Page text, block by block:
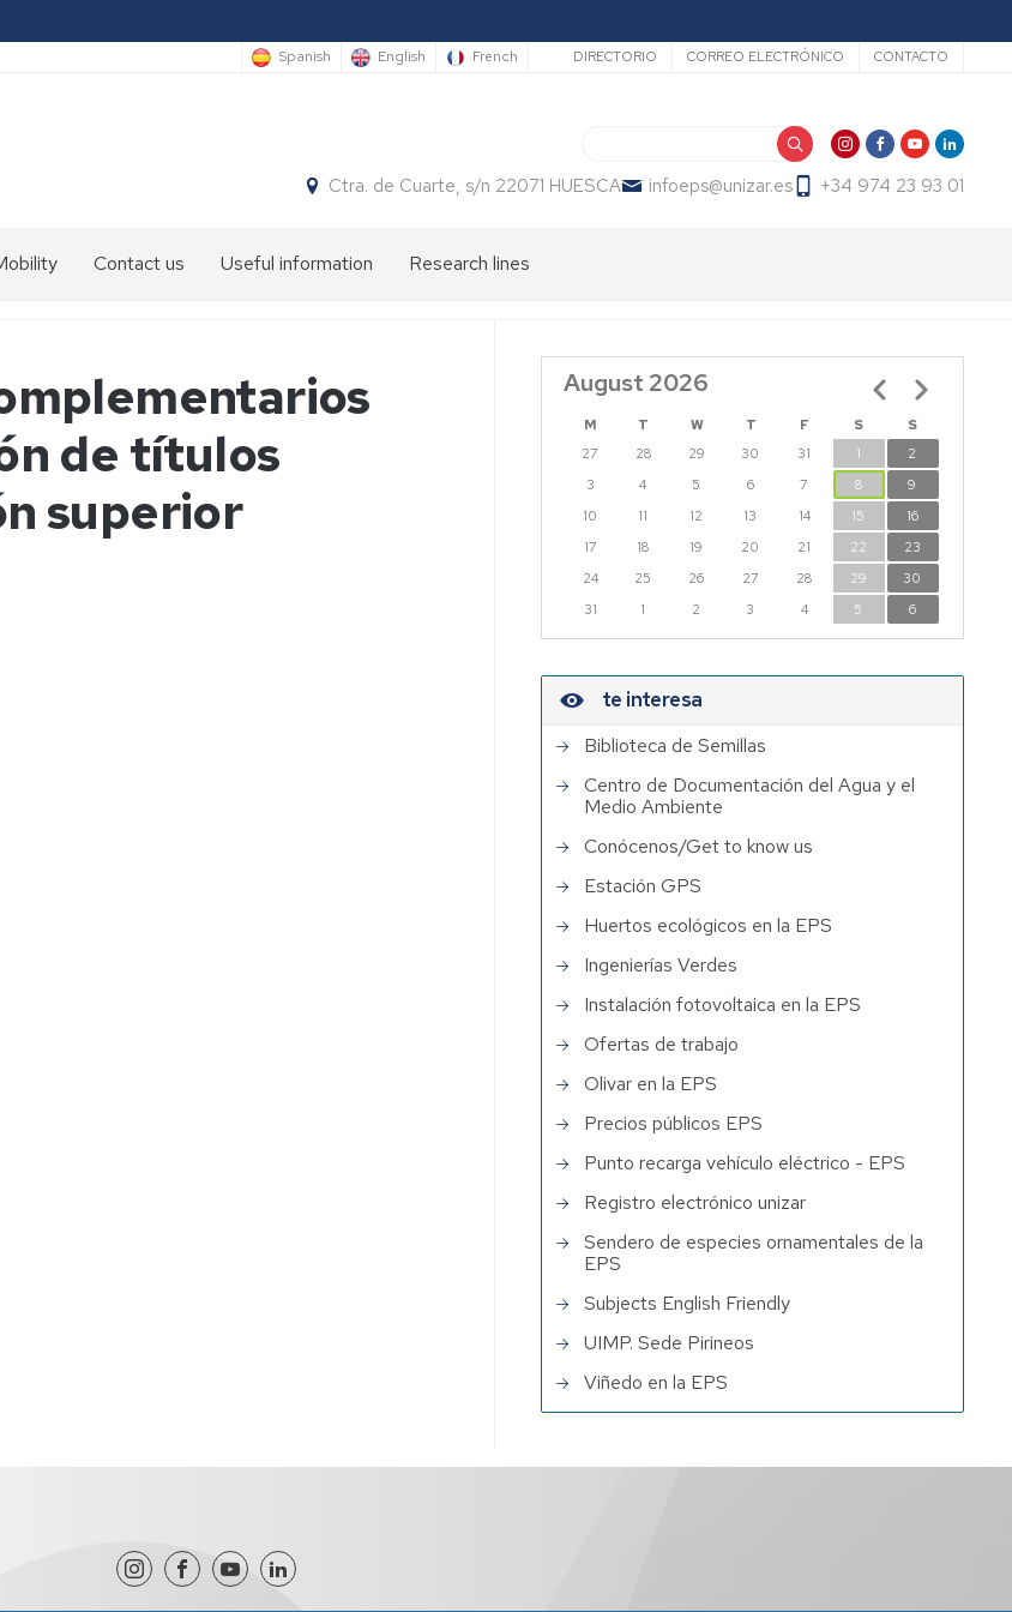
Spanish English French Secundario
DIRECTORIO CORREO ELECTRÓNICO CONTACTO
Ctra. de Cuarte, s/n 22071 HUESCA infoeps@unizar.es +34 974 23 93 01
Contact us Useful information Research lines
de títulos
superior
August 2026
M T W T F S
S
27
28 29 30 31 1
2
3
4 5 6 7 8
9
10
11 12 13 14 15
16
17
18 19 20 21 22
23
24
25 26 27 28 29
30
31
1 2 3 4 5 6
Pagination
te interesa
Biblioteca de Semillas
Centro de Documentación del Agua y el
Medio Ambiente
Conócenos/Get to know us
Estación GPS
Huertos ecológicos en la EPS
Ingenierías Verdes
Instalación fotovoltaica en la EPS
Ofertas de trabajo
Olivar en la EPS
Precios públicos EPS
Punto recarga vehículo eléctrico - EPS
Registro electrónico unizar
Sendero de especies ornamentales de la
EPS
Subjects English Friendly
UIMP. Sede Pirineos
Viñedo en la EPS